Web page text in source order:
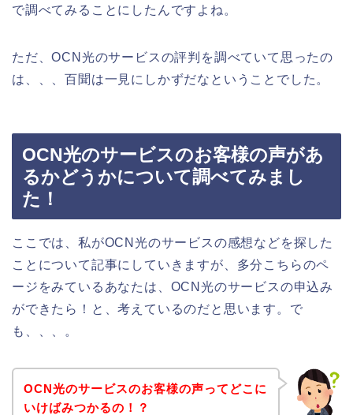
で調べてみることにしたんですよね。
ただ、OCN光のサービスの評判を調べていて思ったの
は、、、百聞は一見にしかずだなということでした。
OCN光のサービスのお客様の声があ
るかどうかについて調べてみまし
た！
ここでは、私がOCN光のサービスの感想などを探した
ことについて記事にしていきますが、多分こちらのペ
ージをみているあなたは、OCN光のサービスの申込み
ができたら！と、考えているのだと思います。で
も、、、。
OCN光のサービスのお客様の声ってどこに
いけばみつかるの！？